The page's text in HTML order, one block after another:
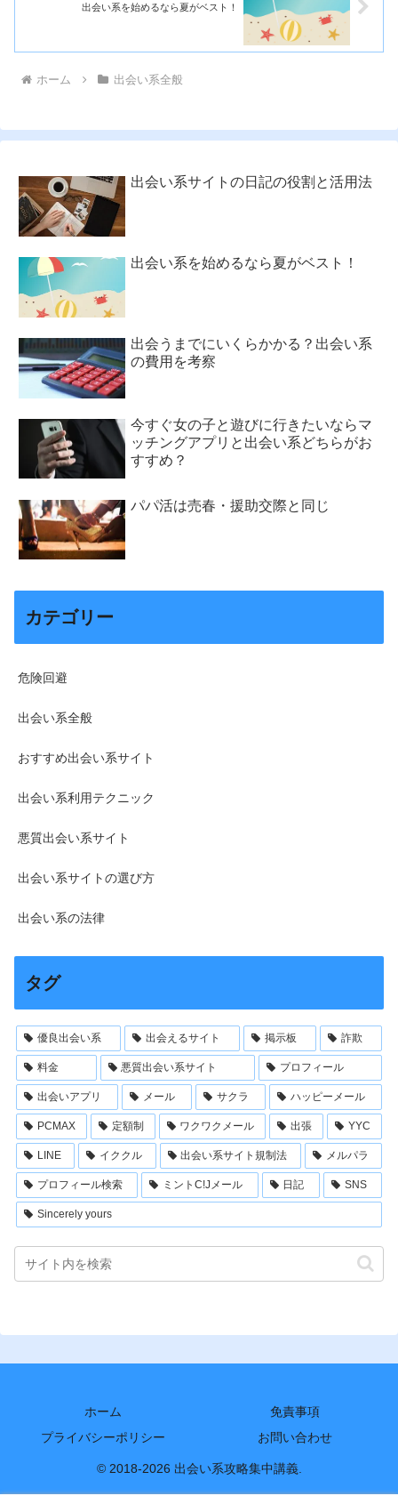
出会い系を始めるなら夏がベスト！
ホーム 出会い系全般
出会い系サイトの日記の役割と活用法
出会い系を始めるなら夏がベスト！
出会うまでにいくらかかる？出会い系
の費用を考察
今すぐ女の子と遊びに行きたいならマ
ッチングアプリと出会い系どちらがお
すすめ？
パパ活は売春・援助交際と同じ
カテゴリー
危険回避
出会い系全般
おすすめ出会い系サイト
出会い系利用テクニック
悪質出会い系サイト
出会い系サイトの選び方
出会い系の法律
タグ
優良出会い系 出会えるサイト 掲示板 詐欺
料金 悪質出会い系サイト プロフィール
出会いアプリ メール サクラ ハッピーメール
PCMAX 定額制 ワクワクメール 出張 YYC
LINE イククル 出会い系サイト規制法 メルパラ
プロフィール検索 ミントC!Jメール 日記 SNS
Sincerely yours
ホーム
免責事項
プライバシーポリシー
お問い合わせ
© 2018-2026 出会い系攻略集中講義.